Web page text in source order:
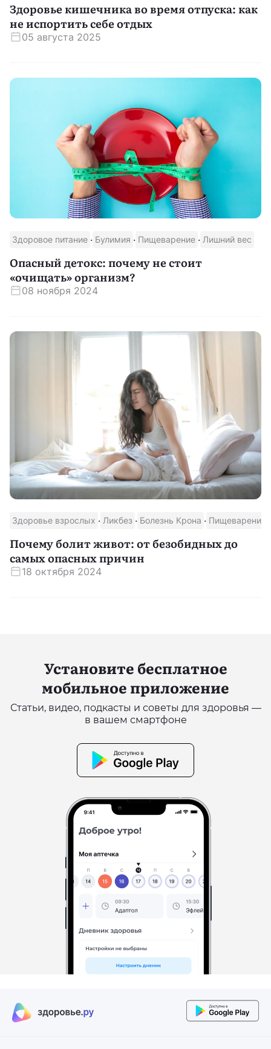
Здоровье кишечника во время отпуска: как
не испортить себе отдых
05 августа 2025
Здоровое питание · Булимия · Пищеварение · Лишний вес
Опасный детокс: почему не стоит
«очищать» организм?
08 ноября 2024
Здоровье взрослых · Ликбез · Болезнь Крона · Пищеварение
Почему болит живот: от безобидных до
самых опасных причин
18 октября 2024
Установите бесплатное
мобильное приложение
Статьи, видео, подкасты и советы для здоровья —
в вашем смартфоне